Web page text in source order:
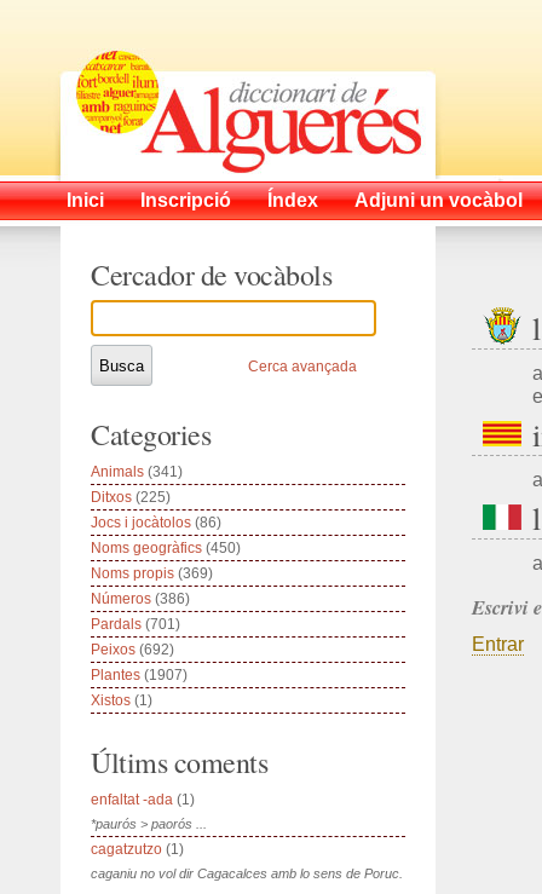
Inici Inscripció Índex Adjuni un vocàbol
Escrivi
Entrar
Cercador de vocàbols
Cerca avançada
Categories
Animals (341)
Ditxos (225)
Jocs i jocàtolos (86)
Noms geogràfics (450)
Noms propis (369)
Números (386)
Pardals (701)
Peixos (692)
Plantes (1907)
Xistos (1)
Últims coments
enfaltat -ada (1)
*paurós > paorós ...
cagatzutzo (1)
caganiu no vol dir Cagacalces amb lo sens de Poruc.